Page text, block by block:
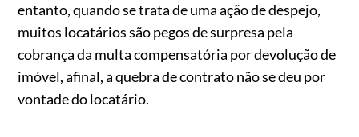
entanto, quando se trata de uma ação de despejo,
muitos locatários são pegos de surpresa pela
cobrança da multa compensatória por devolução de
imóvel, afinal, a quebra de contrato não se deu por
vontade do locatário.